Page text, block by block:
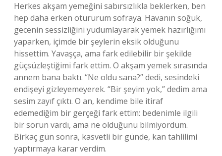
Herkes akşam yemeğini sabırsızlıkla beklerken, ben
hep daha erken otururum sofraya. Havanın soğuk,
gecenin sessizliğini yudumlayarak yemek hazırlığımı
yaparken, içimde bir şeylerin eksik olduğunu
hissettim. Yavaşça, ama fark edilebilir bir şekilde
güçsüzleştiğimi fark ettim. O akşam yemek sırasında
annem bana baktı. “Ne oldu sana?” dedi, sesindeki
endişeyi gizleyemeyerek. “Bir şeyim yok,” dedim ama
sesim zayıf çıktı. O an, kendime bile itiraf
edemediğim bir gerçeği fark ettim: bedenimle ilgili
bir sorun vardı, ama ne olduğunu bilmiyordum.
Birkaç gün sonra, kasvetli bir günde, kan tahlilimi
yaptırmaya karar verdim.